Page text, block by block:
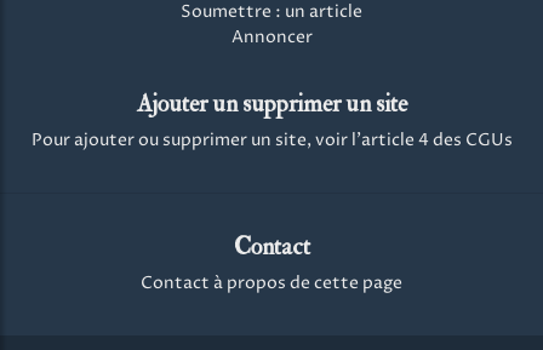
Soumettre : un article
Annoncer
Ajouter un supprimer un site
Pour ajouter ou supprimer un site, voir l'article 4 des CGUs
Contact
Contact à propos de cette page